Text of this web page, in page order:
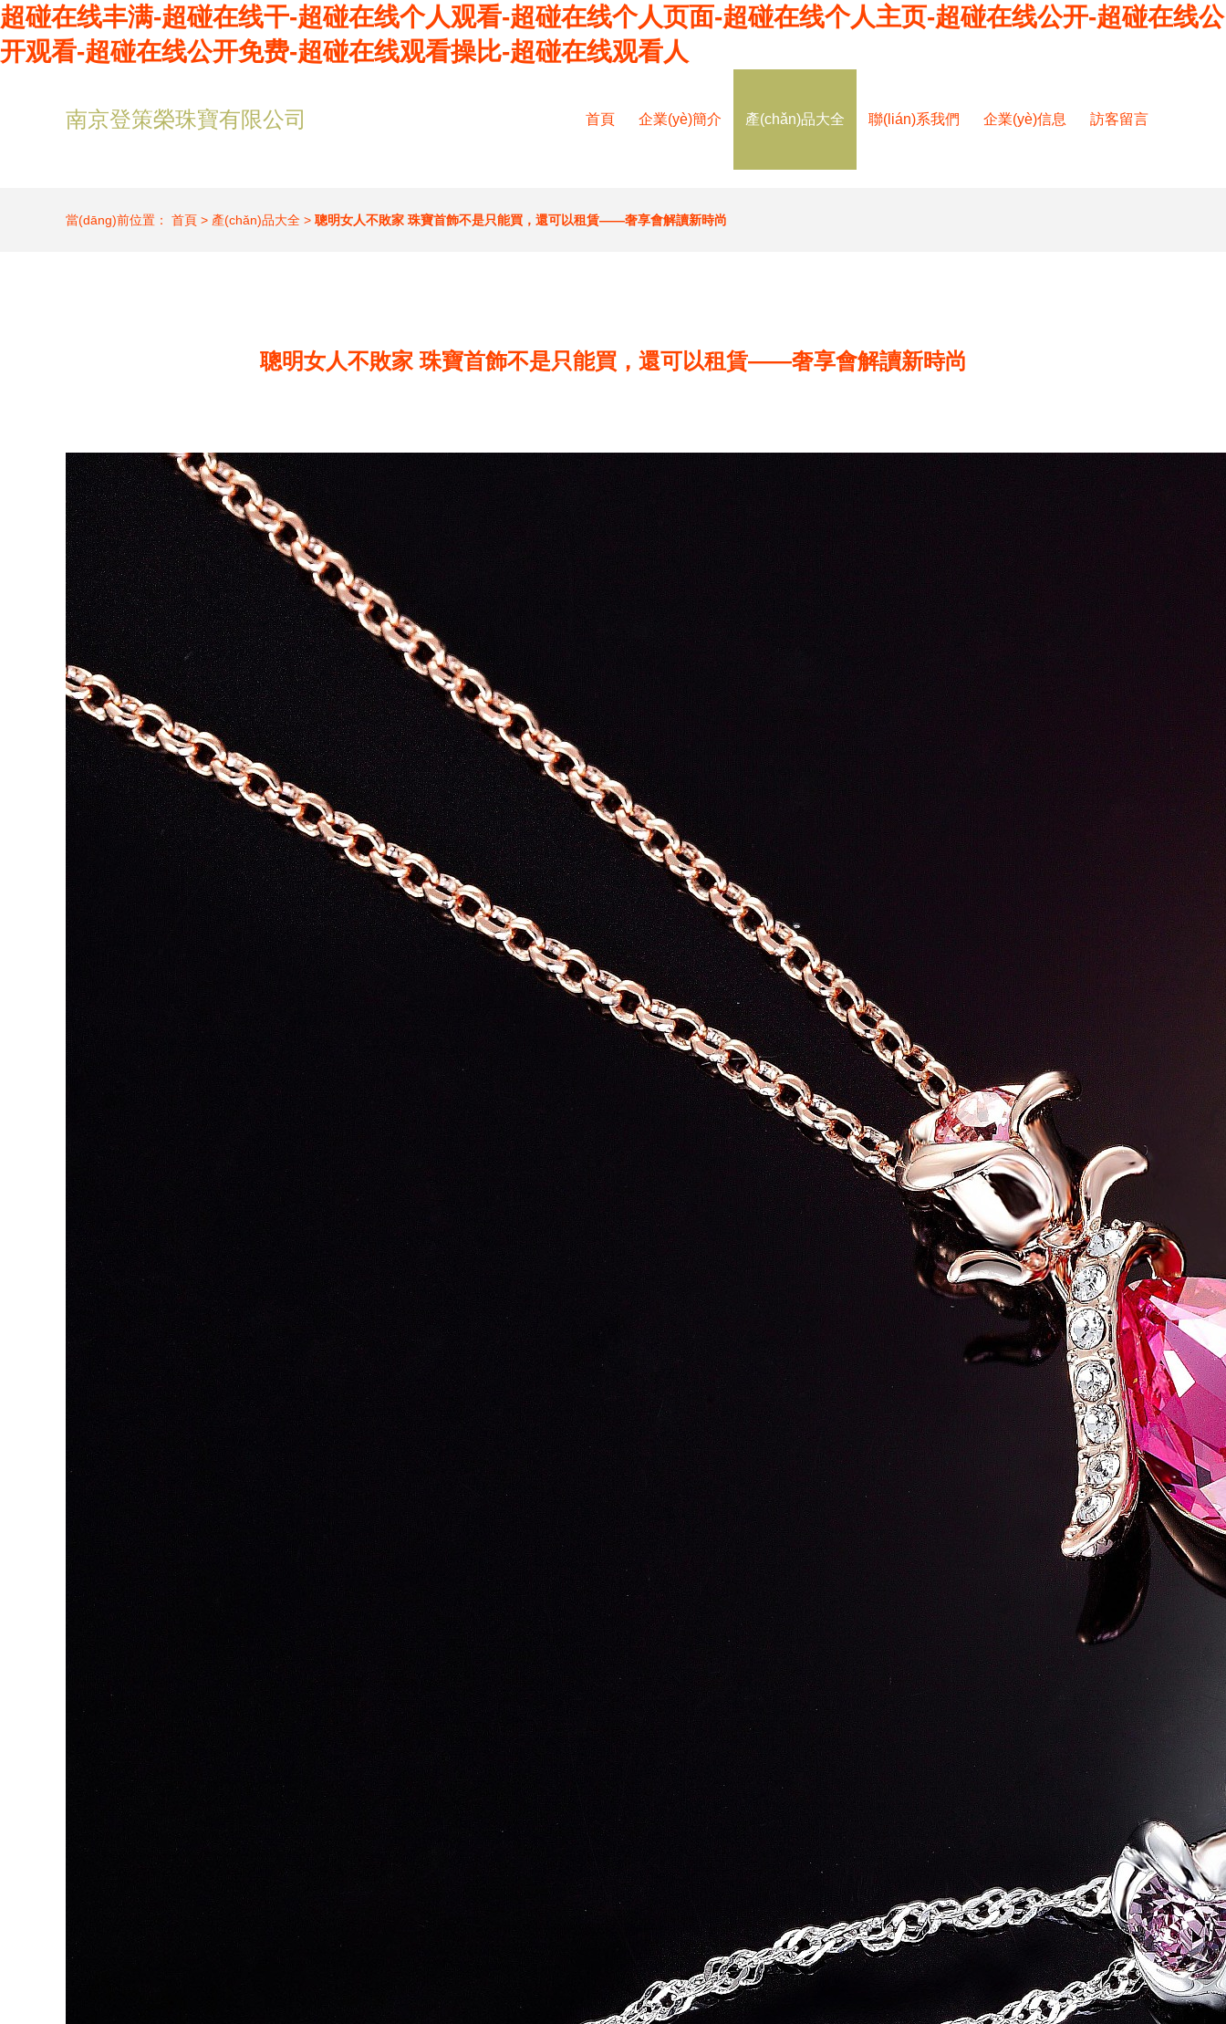
超碰在线丰满-超碰在线干-超碰在线个人观看-超碰在线个人页面-超碰在线个人主页-超碰在线公开-超碰在线公
开观看-超碰在线公开免费-超碰在线观看操比-超碰在线观看人
南京登策榮珠寶有限公司 首頁 企業(yè)簡介 產(chǎn)品大全 聯(lián)系我們 企業(yè)信息 訪客留言
當(dāng)前位置： 首頁 > 產(chǎn)品大全 > 聰明女人不敗家 珠寶首飾不是只能買，還可以租賃——奢享會解讀新時尚
聰明女人不敗家 珠寶首飾不是只能買，還可以租賃——奢享會解讀新時尚